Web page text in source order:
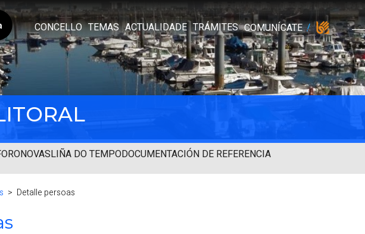
CONCELLO TEMAS ACTUALIDADE TRÁMITES COMUNÍCATE
NOVASLIÑA DO TEMPODOCUMENTACIÓN DE REFERENCIA
Detalle persoas